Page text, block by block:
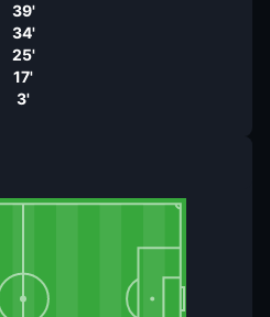
39'
34'
25'
17'
3'